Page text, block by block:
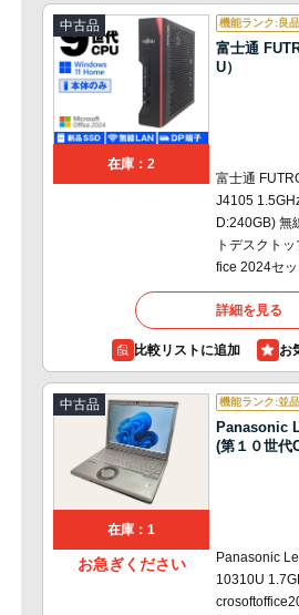
中古品
在庫：2
機能ランク:良品
富士通
U）
富士通
J4105
D:240GB) 無
トデスクト
fice 2024セ
詳細を見る
比較リストに追加
中古品
在庫：1
お急ぎください
機能ランク:並品
Panasonic
(第１０世代
Panasonic
10310U